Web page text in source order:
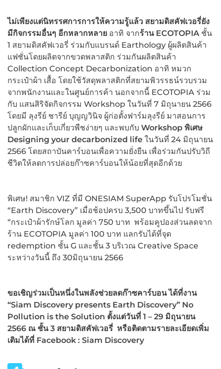
ไม่เพียงแต่นิทรรศการการให้ความรู้แล้ว สยามดิสคัฟเวอรี่ยัง
มีกิจกรรมอื่นๆ อีกหลากหลาย อาทิ จากร้าน ECOTOPIA ชั้น
1 สยามดิสคัฟเวอรี่ ร่วมกับแบรนด์ Earthology ผู้ผลิตสินค้า
แฟชั่นโดยผลิตจากขวดพลาสติก ร่วมกันผลิตสินค้า
Collection Concept Decarbonization อาทิ หมวก
กระเป๋าผ้า เสื้อ โดยใช้วัสดุพลาสติกที่สยามพิวรรธน์รวบรวม
จากพนักงานและในศูนย์การค้า นอกจากนี้ ECOTOPIA ร่วม
กับ แสนสิริจัดกิจกรรม Workshop ในวันที่ 7 มิถุนายน 2566
โดยมี ลุงรีย์ ชารีย์ บุญญวินิจ ผู้ก่อตั้งฟาร์มลุงรีย์ มาสอนการ
ปลูกผักและเก็บเกี่ยวพืชง่ายๆ และพบกับ Workshop พิเศษ
Designing your decarbonized life ในวันที่ 24 มิถุนายน
2566 โดยสถาบันคาร์บอนเพื่อความยั่งยืน เพื่อร่วมกันปรับวิถี
ชีวิตให้ลดการปล่อยก๊าซคาร์บอนให้น้อยที่สุดอีกด้วย
พิเศษ! สมาชิก VIZ ที่มี ONESIAM SuperApp รับโปรโมชั่น
“Earth Discovery” เมื่อช้อปครบ 3,500 บาทขึ้นไป รับฟรี
“กระเป๋าผ้ารักษ์โลก มูลค่า 750 บาท พร้อมคูปองส่วนลดจาก
ร้าน ECOTOPIA มูลค่า 100 บาท แลกรับได้ที่จุด
redemption ชั้น G และชั้น 3 บริเวณ Creative Space
ระหว่างวันนี้ ถึง 30มิถุนายน 2566
ขอเชิญร่วมเป็นหนึ่งในพลังช่วยลดก๊าซคาร์บอน ได้ที่งาน
“Siam Discovery presents Earth Discovery” No
Pollution is the Solution ตั้งแต่วันที่ 1 – 29 มิถุนายน
2566 ณ ชั้น 3 สยามดิสคัฟเวอรี่ หรือติดตามรายละเอียดเพิ่ม
เติมได้ที่ Facebook : Siam Discovery